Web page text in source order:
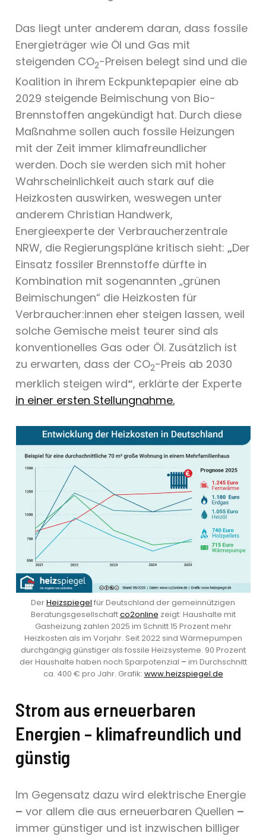
Das liegt unter anderem daran, dass fossile
Energieträger wie Öl und Gas mit
steigenden CO2-Preisen belegt sind und die
Koalition in ihrem Eckpunktepapier eine ab
2029 steigende Beimischung von Bio-
Brennstoffen angekündigt hat. Durch diese
Maßnahme sollen auch fossile Heizungen
mit der Zeit immer klimafreundlicher
werden. Doch sie werden sich mit hoher
Wahrscheinlichkeit auch stark auf die
Heizkosten auswirken, weswegen unter
anderem Christian Handwerk,
Energieexperte der Verbraucherzentrale
NRW, die Regierungspläne kritisch sieht: „Der
Einsatz fossiler Brennstoffe dürfte in
Kombination mit sogenannten „grünen
Beimischungen“ die Heizkosten für
Verbraucher:innen eher steigen lassen, weil
solche Gemische meist teurer sind als
konventionelles Gas oder Öl. Zusätzlich ist
zu erwarten, dass der CO2-Preis ab 2030
merklich steigen wird“, erklärte der Experte
in einer ersten Stellungnahme.
DerHeizspiegel für Deutschland der gemeinnützigen
Beratungsgesellschaftco2online zeigt: Haushalte mit
Gasheizung zahlen 2025 im Schnitt 15 Prozent mehr
Heizkosten als im Vorjahr. Seit 2022 sind Wärmepumpen
durchgängig günstiger als fossile Heizsysteme. 90 Prozent
der Haushalte haben noch Sparpotenzial – im Durchschnitt
ca. 400 € pro Jahr. Grafik: www.heizspiegel.de
Strom aus erneuerbaren
Energien – klimafreundlich und
günstig
Im Gegensatz dazu wird elektrische Energie
– vor allem die aus erneuerbaren Quellen –
immer günstiger und ist inzwischen billiger